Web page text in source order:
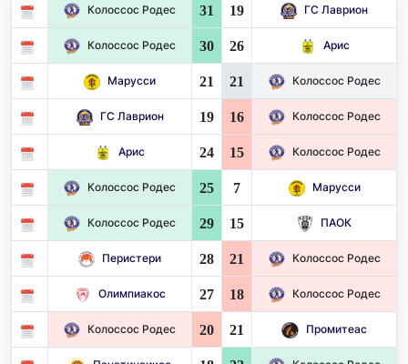
Колоссос Родес 31 19 ГС Лаврион
Колоссос Родес 30 26 Арис
Марусси 21 21 Колоссос Родес
ГС Лаврион 19 16 Колоссос Родес
Арис 24 15 Колоссос Родес
Колоссос Родес 25 7 Марусси
Колоссос Родес 29 15 ПАОК
Перистери 28 21 Колоссос Родес
Олимпиакос 27 18 Колоссос Родес
Колоссос Родес 20 21 Промитеас